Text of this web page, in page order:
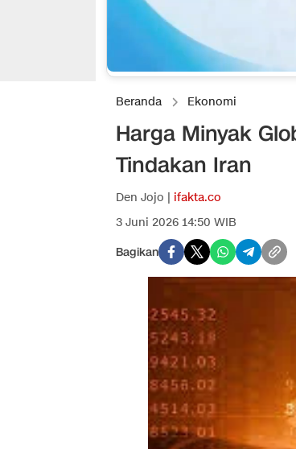
Beranda Ekonomi
Harga Minyak
Tindakan Iran
Den Jojo | ifakta.co
3 Juni 2026 14:50 WIB
Bagikan